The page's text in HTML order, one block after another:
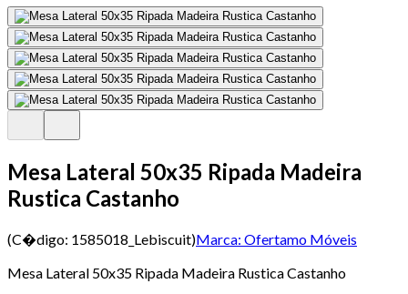
Mesa Lateral 50x35 Ripada Madeira
Rustica Castanho
(C�digo: 1585018_Lebiscuit)Marca: Ofertamo Móveis
Mesa Lateral 50x35 Ripada Madeira Rustica Castanho